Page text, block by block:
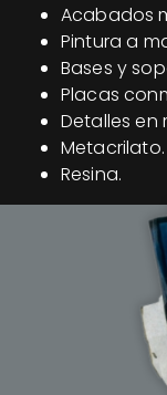
Acabados
Pintura a
Bases y
Placas
Detalles en
Metacrilato.
Resina.